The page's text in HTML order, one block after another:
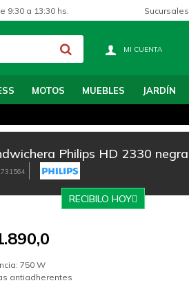
MOTOS MUEBLES JARDÍN
9:30 a 13:30 hs. Sucursales
Philips HD 2330 negra
RECIBILO HOY
750 W
antiadherentes